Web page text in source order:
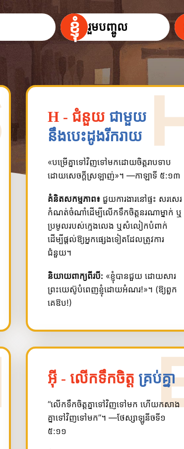
ខ្ញុំ រួមបញ្ចូល
H - ជំនួយ ជាមួយ
នឹងបេះដូងរីករាយ
«បម្រើ​គ្នា​ទៅ​វិញ​ទៅ​មក​ដោយ​ចិត្ត​រាប​ទាប​
ដោយ​សេចក្ដី​ស្រឡាញ់»។ —កាឡាទី ៥:១៣
គំនិតសកម្មភាព៖ ជួយការងារនៅផ្ទះ សរសេរ
កំណត់ចំណាំដើម្បីលើកទឹកចិត្តនរណាម្នាក់ ឬ
ប្រមូលរបស់ក្មេងលេង ឬសំលៀកបំពាក់
ដើម្បីផ្តល់ឱ្យអ្នកផ្សេងទៀតដែលត្រូវការ
ជំនួយ។
និយាយពាក្យពីរបី: «ខ្ញុំ​បាន​ជួយ ដោយ​សារ​
ព្រះ​យេស៊ូ​បំពេញ​ខ្ញុំ​ដោយ​អំណរ!»។ (ឱ្យពួក
គេឱប!)
អ៊ី - លើកទឹកចិត្ត គ្រប់គ្នា
“លើក​ទឹក​ចិត្ត​គ្នា​ទៅ​វិញ​ទៅ​មក ហើយ​កសាង​
គ្នា​ទៅ​វិញ​ទៅ​មក”។ —ថែស្សាឡូនីចទី១
៥:១១